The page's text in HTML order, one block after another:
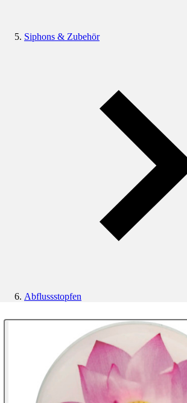
Siphons & Zubehör
Abflussstopfen